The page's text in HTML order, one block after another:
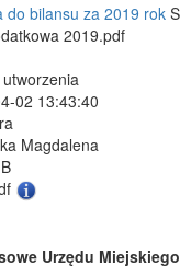
do bilansu za 2019 rok
2019.pdf
02 13:43:40
Magdalena
Urzędu